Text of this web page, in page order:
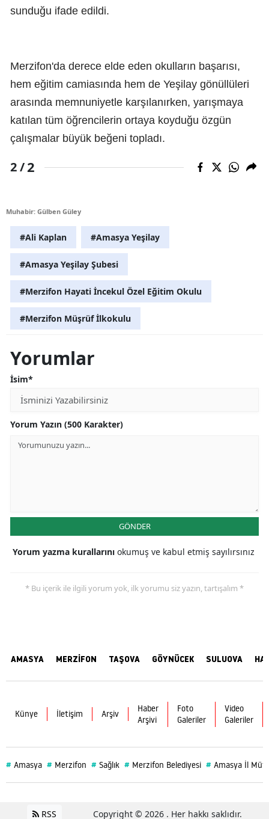
sunduğu ifade edildi.
Merzifon'da derece elde eden okulların başarısı,
hem eğitim camiasında hem de Yeşilay gönüllüleri
arasında memnuniyetle karşılanırken, yarışmaya
katılan tüm öğrencilerin ortaya koyduğu özgün
çalışmalar büyük beğeni topladı.
2 /2
Muhabir: Gülben Güley
#Ali Kaplan #Amasya Yeşilay
#Amasya Yeşilay Şubesi
#Merzifon Hayati İncekul Özel Eğitim Okulu
#Merzifon Müşrüf İlkokulu
Yorumlar
İsim*
Yorum Yazın (500 Karakter)
GÖNDER
Yorum yazma kurallarını okumuş ve kabul etmiş sayılırsınız
* Bu içerik ile ilgili yorum yok, ilk yorumu siz yazın, tartışalım *
AMASYA MERZİFON TAŞOVA GÖYNÜCEK SULUOVA
Künye İletişim Arşiv
Haber
Arşivi
Foto
Galeriler
Video
Galeriler
# Amasya # Merzifon # Sağlık # Merzifon Belediyesi # Amasya İl
RSS Copyright © 2026 . Her hakkı saklıdır.